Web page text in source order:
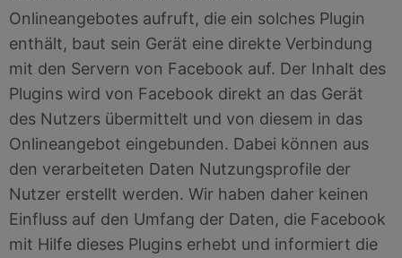
Onlineangebotes aufruft, die ein solches Plugin
enthält, baut sein Gerät eine direkte Verbindung
mit den Servern von Facebook auf. Der Inhalt des
Plugins wird von Facebook direkt an das Gerät
des Nutzers übermittelt und von diesem in das
Onlineangebot eingebunden. Dabei können aus
den verarbeiteten Daten Nutzungsprofile der
Nutzer erstellt werden. Wir haben daher keinen
Einfluss auf den Umfang der Daten, die Facebook
mit Hilfe dieses Plugins erhebt und informiert die